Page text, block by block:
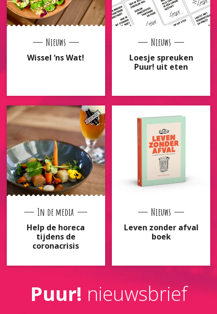
Nieuws
Wissel ‘ns Wat!
Nieuws
Loesje spreuken
Puur! uit eten
In de media
Help de horeca
tijdens de
coronacrisis
Nieuws
Leven zonder afval
boek
Puur! nieuwsbrief